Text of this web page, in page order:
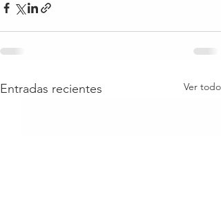
Entradas recientes Ver todo